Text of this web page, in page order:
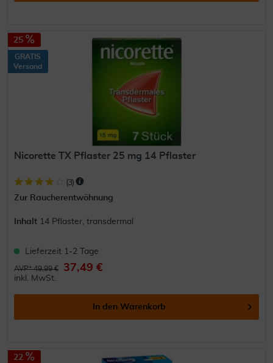
25
GRATIS
Versand
Nicorette TX Pflaster 25 mg 14 Pflaster
(3)
Zur Raucherentwöhnung
Inhalt 14 Pflaster, transdermal
Lieferzeit 1-2 Tage
AVP* 49,99 € 37,49 €
inkl. MwSt.
In den Warenkorb
22